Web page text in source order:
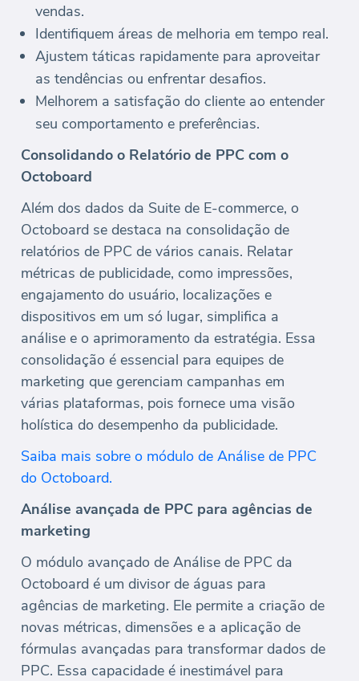
vendas.
Identifiquem áreas de melhoria em tempo real.
Ajustem táticas rapidamente para aproveitar
as tendências ou enfrentar desafios.
Melhorem a satisfação do cliente ao entender
seu comportamento e preferências.
Consolidando o Relatório de PPC com o
Octoboard
Além dos dados da Suite de E-commerce, o
Octoboard se destaca na consolidação de
relatórios de PPC de vários canais. Relatar
métricas de publicidade, como impressões,
engajamento do usuário, localizações e
dispositivos em um só lugar, simplifica a
análise e o aprimoramento da estratégia. Essa
consolidação é essencial para equipes de
marketing que gerenciam campanhas em
várias plataformas, pois fornece uma visão
holística do desempenho da publicidade.
Saiba mais sobre o módulo de Análise de PPC
do Octoboard.
Análise avançada de PPC para agências de
marketing
O módulo avançado de Análise de PPC da
Octoboard é um divisor de águas para
agências de marketing. Ele permite a criação de
novas métricas, dimensões e a aplicação de
fórmulas avançadas para transformar dados de
PPC. Essa capacidade é inestimável para